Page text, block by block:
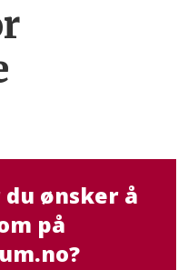
ønsker å
på